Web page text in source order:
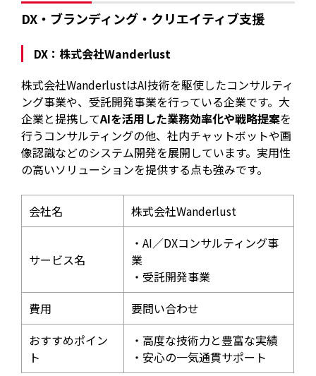
DX・ブランディング・クリエイティブ支援
DX：株式会社Wanderlust
株式会社WanderlustはAI技術を駆使したコンサルティ
ング事業や、受託開発事業を行っている企業です。大
企業と提携してAIを活用した業務効率化や戦略提案を
行うコンサルティングの他、社内チャットボットや画
像認識などのシステム開発を展開しています。実用性
の高いソリューションを提供する点も強みです。
会社名 株式会社Wanderlust
サービス名
・AI／DXコンサルティング事
業
・受託開発事業
費用
要問い合わせ
おすすめポイン
ト
・高度な技術力と豊富な実績
・安心の一気通貫サポート